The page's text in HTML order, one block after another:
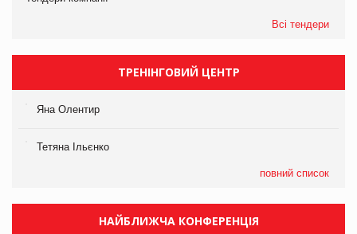
Всі тендери
ТРЕНІНГОВИЙ ЦЕНТР
Яна Олентир
Тетяна Ільєнко
повний список
НАЙБЛИЖЧА КОНФЕРЕНЦІЯ